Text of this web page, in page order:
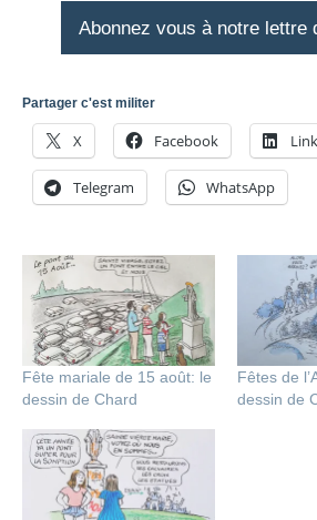
Abonnez vous à notre lettre
Partager c'est militer
X Facebook
Telegram WhatsApp
Fête mariale de 15 août: le
dessin de Chard
Fêtes de
dessin de